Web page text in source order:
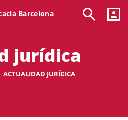
Barcelona
jurídica
ACTUALIDAD JURÍDICA